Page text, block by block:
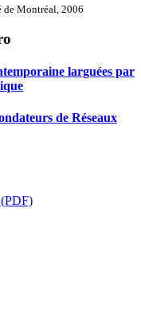
de Montréal, 2006
larguées par
de Réseaux